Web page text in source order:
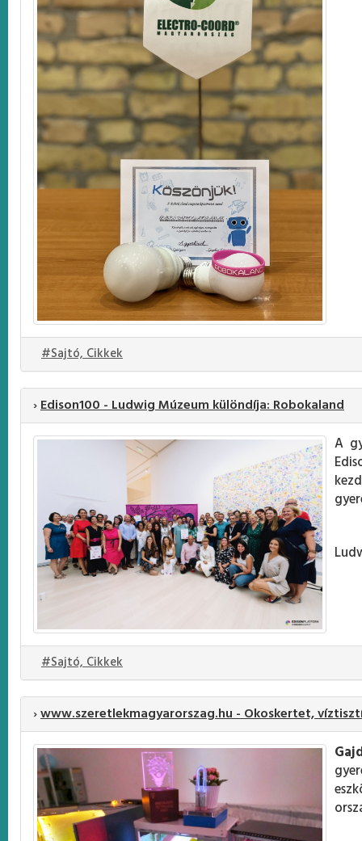
#Sajtó, Cikkek
›Edison100 - Ludwig Múzeum különdíja: Robokaland
A
#Sajtó, Cikkek
›www.szeretlekmagyarorszag.hu - Okoskertet,